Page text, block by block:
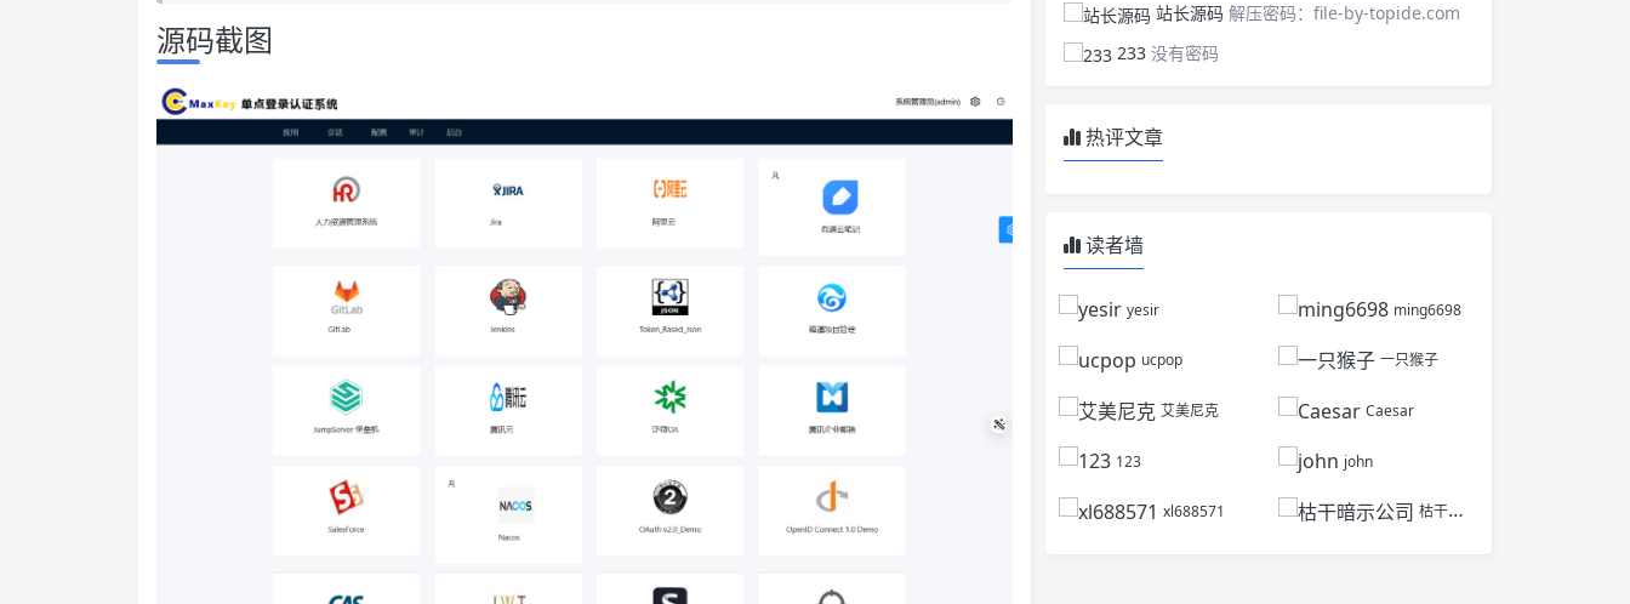
源码截图
站长源码 解压密码：file-by-topide.com
233 没有密码
热评文章
读者墙
yesir ming6698
ucpop 一只猴子
艾美尼克 Caesar
123 john
xl688571 枯干暗示公司